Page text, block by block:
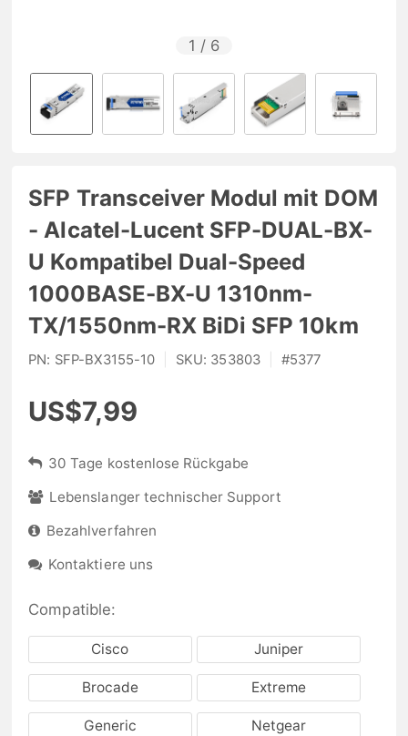
1 / 6
SFP Transceiver Modul mit DOM
- Alcatel-Lucent SFP-DUAL-BX-
U Kompatibel Dual-Speed
1000BASE-BX-U 1310nm-
TX/1550nm-RX BiDi SFP 10km
PN: SFP-BX3155-10 SKU: 353803 #5377
US$7,99
30 Tage kostenlose Rückgabe
Lebenslanger technischer Support
Bezahlverfahren
Kontaktiere uns
Compatible:
Cisco Juniper
Brocade Extreme
Generic Netgear